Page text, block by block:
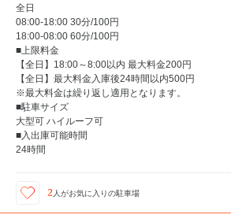
全日
08:00-18:00 30分/100円
18:00-08:00 60分/100円
■上限料金
【全日】18:00～8:00以内 最大料金200円
【全日】最大料金入庫後24時間以内500円
※最大料金は繰り返し適用となります。
■駐車サイズ
大型可 ハイルーフ可
■入出庫可能時間
24時間
2 人がお気に入りの駐車場